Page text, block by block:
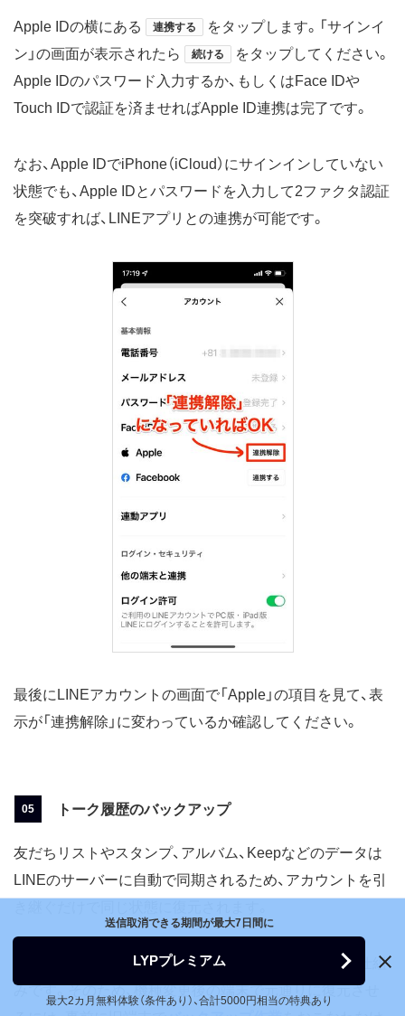
Apple IDの横にある 連携する
をタップします。「サインイ
ン」の画面が表示されたら
続ける
をタップしてください。
Apple IDのパスワード入力するか、もしくはFace IDや
Touch IDで認証を済ませればApple ID連携は完了です。
なお、Apple IDでiPhone（iCloud）にサインインしていない
状態でも、Apple IDとパスワードを入力して2ファクタ認証
を突破すれば、LINEアプリとの連携が可能です。
最後にLINEアカウントの画面で「Apple」の項目を見て、表
示が「連携解除」に変わっているか確認してください。
トーク履歴のバックアップ
友だちリストやスタンプ、アルバム、Keepなどのデータは
LINEのサーバーに自動で同期されるため、アカウントを引
一方、トーク履歴は端末のLINEアプリ内に保存される仕組
みです。そのため、機種変更後の端末で元通りに復元させ
送信取消できる期間が最大7日間に
LYPプレミアム
最大2カ月無料体験（条件あり）、合計5000円相当の特典あり